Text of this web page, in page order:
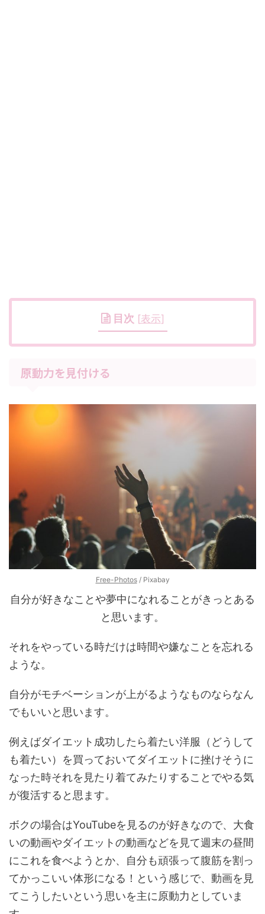
目次 [表示]
原動力を見付ける
Free-Photos/ Pixabay
自分が好きなことや夢中になれることがきっとある
と思います。
それをやっている時だけは時間や嫌なことを忘れる
ような。
自分がモチベーションが上がるようなものならなん
でもいいと思います。
例えばダイエット成功したら着たい洋服（どうして
も着たい）を買っておいてダイエットに挫けそうに
なった時それを見たり着てみたりすることでやる気
が復活すると思ます。
ボクの場合はYouTubeを見るのが好きなので、大食
いの動画やダイエットの動画などを見て週末の昼間
にこれを食べようとか、自分も頑張って腹筋を割っ
てかっこいい体形になる！という感じで、動画を見
てこうしたいという思いを主に原動力としていま